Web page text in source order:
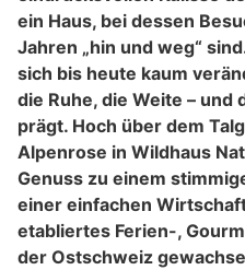
ein Haus, bei dessen
Jahren „hin und weg“
sich bis heute kaum
die Ruhe, die Weite – und
prägt. Hoch über dem
Alpenrose in Wildhaus
Genuss zu einem
einer einfachen
etabliertes Ferien-,
der Ostschweiz